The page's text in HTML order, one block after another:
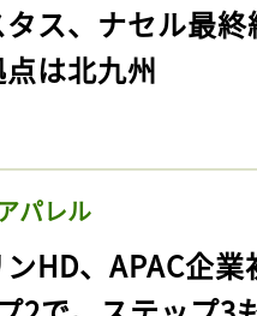
タス、ナセル最
は北九州
パレル
ンHD、APAC企